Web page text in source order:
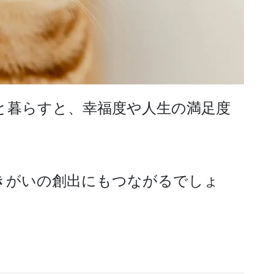
らすと、幸福度や人生の満足度
いの創出にもつながるでしょ